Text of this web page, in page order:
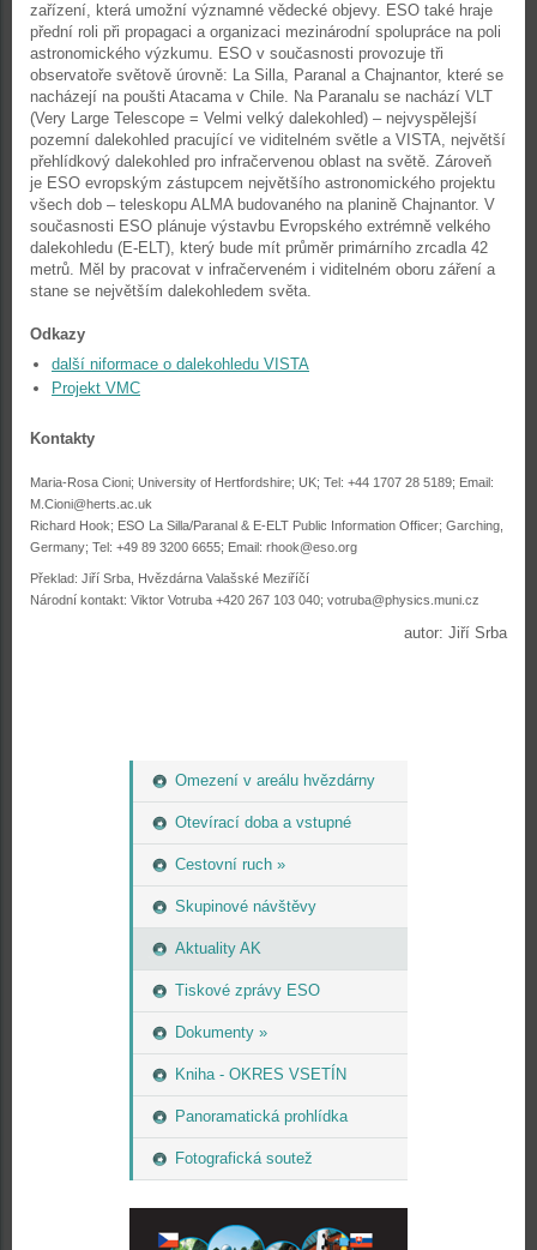
Omezení v areálu hvězdárny
Otevírací doba a vstupné
Cestovní ruch »
Skupinové návštěvy
Aktuality AK
Tiskové zprávy ESO
Dokumenty »
Kniha - OKRES VSETÍN
Panoramatická prohlídka
Fotografická soutež
zařízení, která umožní významné vědecké objevy. ESO také hraje
přední roli při propagaci a organizaci mezinárodní spolupráce na poli
astronomického výzkumu. ESO v současnosti provozuje tři
observatoře světově úrovně: La Silla, Paranal a Chajnantor, které se
nacházejí na poušti Atacama v Chile. Na Paranalu se nachází VLT
(Very Large Telescope = Velmi velký dalekohled) – nejvyspělejší
pozemní dalekohled pracující ve viditelném světle a VISTA, největší
přehlídkový dalekohled pro infračervenou oblast na světě. Zároveň
je ESO evropským zástupcem největšího astronomického projektu
všech dob – teleskopu ALMA budovaného na planině Chajnantor. V
současnosti ESO plánuje výstavbu Evropského extrémně velkého
dalekohledu (E-ELT), který bude mít průměr primárního zrcadla 42
metrů. Měl by pracovat v infračerveném i viditelném oboru záření a
stane se největším dalekohledem světa.
Odkazy
další niformace o dalekohledu VISTA
Projekt VMC
Kontakty
Maria-Rosa Cioni; University of Hertfordshire; UK; Tel: +44 1707 28 5189; Email:
M.Cioni@herts.ac.uk
Richard Hook; ESO La Silla/Paranal & E-ELT Public Information Officer; Garching,
Germany; Tel: +49 89 3200 6655; Email: rhook@eso.org
Překlad: Jiří Srba, Hvězdárna Valašské Meziříčí
Národní kontakt: Viktor Votruba +420 267 103 040; votruba@physics.muni.cz
autor: Jiří Srba